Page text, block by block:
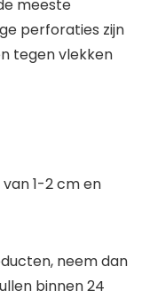
meeste
perforaties zijn
tegen vlekken
1-2 cm en
neem dan
binnen 24